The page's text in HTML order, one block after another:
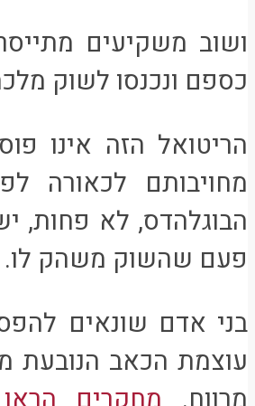
ושוב משקיעים
כספם ונכנסו לשוק
הריטואל הזה אינו
מחויבותם לכאורה
הבוגלהדס, לא פחות,
פעם שהשוק משהק לו.
בני אדם שונאים
עוצמת הכאב הנובעת